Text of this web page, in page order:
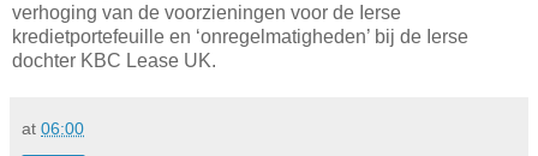
verhoging van de voorzieningen voor de Ierse
kredietportefeuille en ‘onregelmatigheden’ bij de Ierse
dochter KBC Lease UK.
at 06:00